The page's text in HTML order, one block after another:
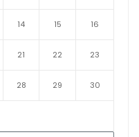
14 15 16
21 22 23
28 29 30